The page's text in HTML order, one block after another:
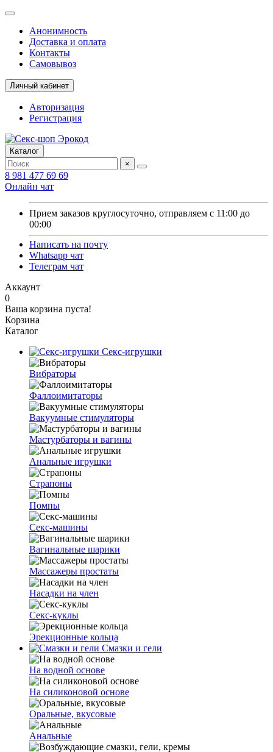
Анонимность
Доставка и оплата
Контакты
Самовывоз
Личный кабинет
Авторизация
Регистрация
Каталог
×
8 981 477 69 69
Онлайн чат
Прием заказов круглосуточно, отправляем с 11:00 до
00:00
Написать на почту
Whatsapp чат
Телеграм чат
Аккаунт
0
Ваша корзина пуста!
Корзина
Каталог
Секс-игрушки
Вибраторы
Фаллоимитаторы
Вакуумные стимуляторы
Мастурбаторы и вагины
Анальные игрушки
Страпоны
Помпы
Секс-машины
Вагинальные шарики
Массажеры простаты
Насадки на член
Секс-куклы
Эрекционные кольца
Смазки и гели
На водной основе
На силиконовой основе
Оральные, вкусовые
Анальные